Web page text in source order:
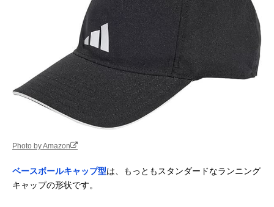
Photo by Amazon
ベースボールキャップ型は、もっともスタンダードなランニング
キャップの形状です。